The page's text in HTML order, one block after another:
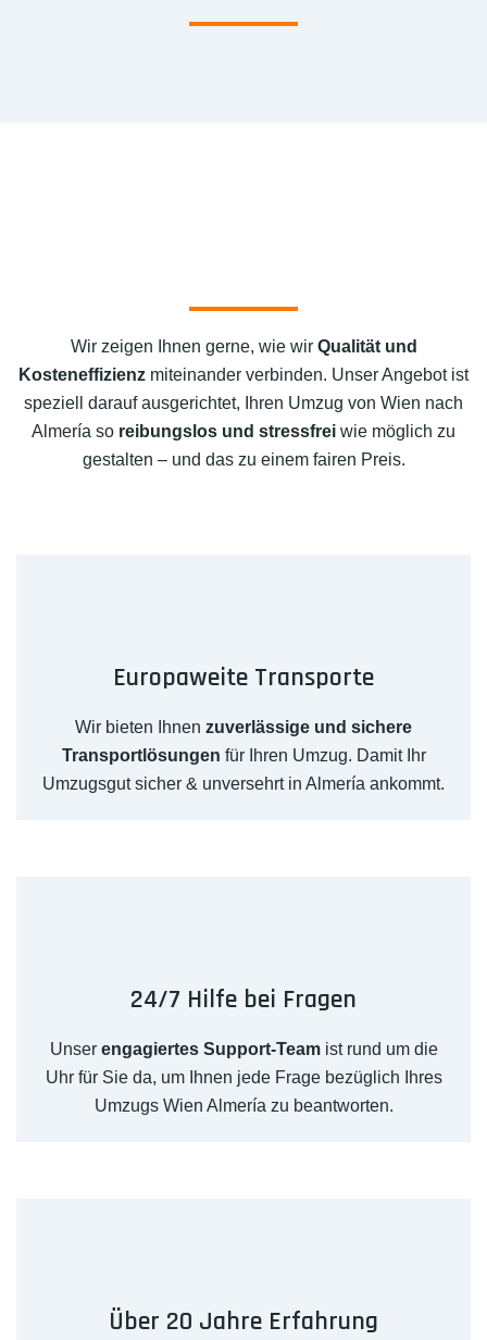
Wir zeigen Ihnen gerne, wie wir Qualität und
Kosteneffizienz miteinander verbinden. Unser Angebot ist
speziell darauf ausgerichtet, Ihren Umzug von Wien nach
Almería so reibungslos und stressfrei wie möglich zu
gestalten – und das zu einem fairen Preis.
Europaweite Transporte
Wir bieten Ihnen zuverlässige und sichere
Transportlösungen für Ihren Umzug. Damit Ihr
Umzugsgut sicher & unversehrt in Almería ankommt.
24/7 Hilfe bei Fragen
Unser engagiertes Support-Teamist rund um die
Uhr für Sie da, um Ihnen jede Frage bezüglich Ihres
Umzugs Wien Almería zu beantworten.
Über 20 Jahre Erfahrung